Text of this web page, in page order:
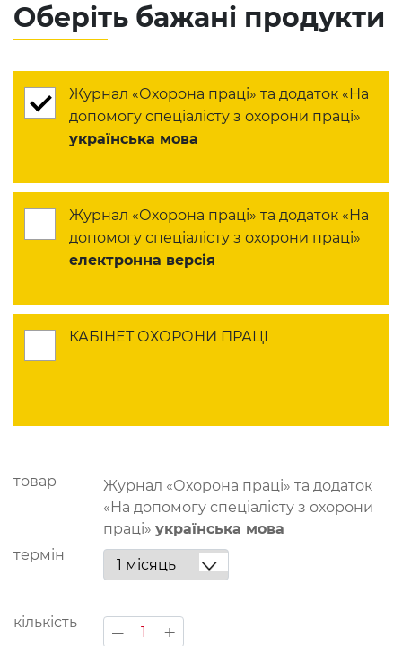
Оберіть бажані продукти
Журнал «Охорона праці» та додаток «На
допомогу спеціалісту з охорони праці»
українська мова
Журнал «Охорона праці» та додаток «На
допомогу спеціалісту з охорони праці»
електронна версія
КАБІНЕТ ОХОРОНИ ПРАЦІ
товар
Журнал «Охорона праці» та додаток
«На допомогу спеціалісту з охорони
праці» українська мова
термін
кількість – +